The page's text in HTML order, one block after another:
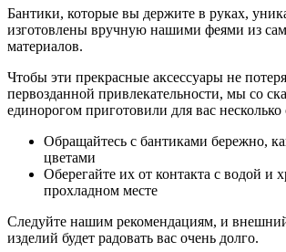
Бантики, которые вы держите в руках,
изготовлены вручную нашими феями из
материалов.
Чтобы эти прекрасные аксессуары не
первозданной привлекательности, мы со
единорогом приготовили для вас несколько
Обращайтесь с бантиками бережно,
цветами
Оберегайте их от контакта с водой и
прохладном месте
Следуйте нашим рекомендациям, и
изделий будет радовать вас очень долго.